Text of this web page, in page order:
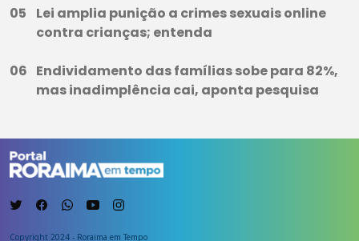
Lei amplia punição a crimes sexuais online
contra crianças; entenda
Endividamento das famílias sobe para 82%,
mas inadimplência cai, aponta pesquisa
Copyright 2024 - Roraima em Tempo